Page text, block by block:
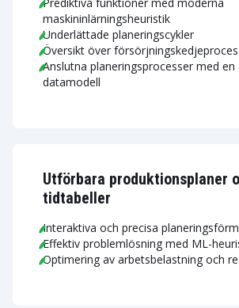
maskininlärningsheuristik
Underlättade planeringscykler
Översikt över
Anslutna planeringsprocesser med en
datamodell
Utförbara produktionsplaner
tidtabeller
Interaktiva och precisa
Effektiv problemlösning med ML-
Optimering av arbetsbelastning och